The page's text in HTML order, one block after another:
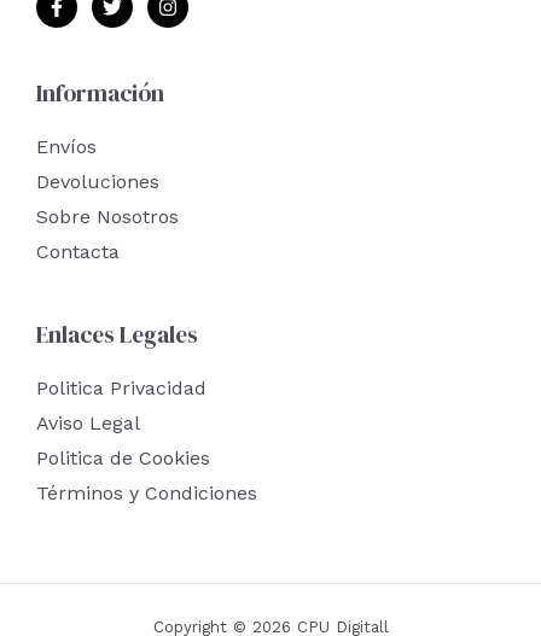
Información
Envíos
Devoluciones
Sobre Nosotros
Contacta
Enlaces Legales
Politica Privacidad
Aviso Legal
Politica de Cookies
Términos y Condiciones
Copyright © 2026 CPU Digitall